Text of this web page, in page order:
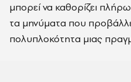
μπορεί να καθορίζει
τα μηνύματα που
πολυπλοκότητα μιας